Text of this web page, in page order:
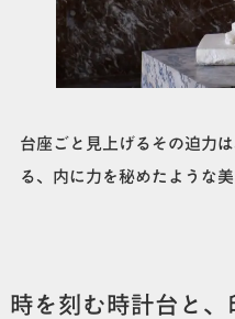
台座ごと見上げるその迫力
る、内に力を秘めたような
時を刻む時計台と